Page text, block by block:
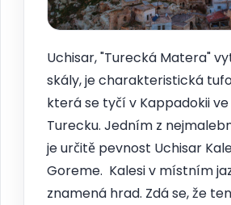
Uchisar, "Turecká Matera"
skály, je charakteristická
která se tyčí v Kappadokii
Turecku. Jedním z
je určitě pevnost Uchisar
Goreme. Kalesi v místním
znamená hrad. Zdá se, že